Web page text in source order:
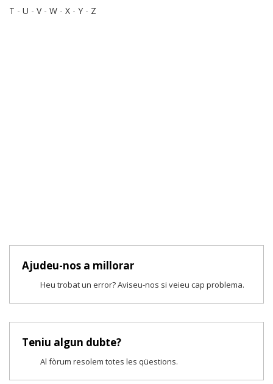
T - U - V- W - X - Y - Z
Ajudeu-nos a millorar
Heu trobat un error? Aviseu-nos si veieu cap problema.
Teniu algun dubte?
Al fòrum resolem totes les qüestions.